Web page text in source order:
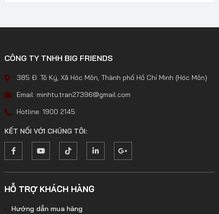
CÔNG TY TNHH BIG FRIENDS
385 Đ. Tô Ký, Xã Hóc Môn, Thành phố Hồ Chí Minh (Hóc Môn)
Email: minhtu.tran27396@gmail.com
Hotline: 1900 2145
KẾT NỐI VỚI CHÚNG TÔI:
HỖ TRỢ KHÁCH HÀNG
Hướng dẫn mua hàng